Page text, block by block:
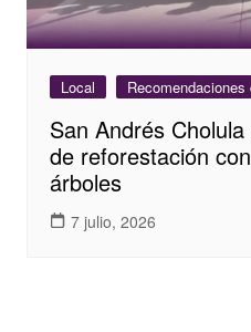
Local
San Andrés
de reforestación
árboles
7 julio, 2026